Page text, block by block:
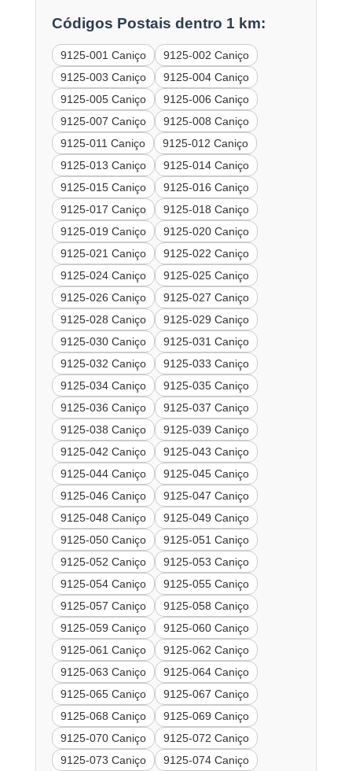
Códigos Postais dentro 1 km:
9125-001 Caniço
9125-002 Caniço
9125-003 Caniço
9125-004 Caniço
9125-005 Caniço
9125-006 Caniço
9125-007 Caniço
9125-008 Caniço
9125-011 Caniço
9125-012 Caniço
9125-013 Caniço
9125-014 Caniço
9125-015 Caniço
9125-016 Caniço
9125-017 Caniço
9125-018 Caniço
9125-019 Caniço
9125-020 Caniço
9125-021 Caniço
9125-022 Caniço
9125-024 Caniço
9125-025 Caniço
9125-026 Caniço
9125-027 Caniço
9125-028 Caniço
9125-029 Caniço
9125-030 Caniço
9125-031 Caniço
9125-032 Caniço
9125-033 Caniço
9125-034 Caniço
9125-035 Caniço
9125-036 Caniço
9125-037 Caniço
9125-038 Caniço
9125-039 Caniço
9125-042 Caniço
9125-043 Caniço
9125-044 Caniço
9125-045 Caniço
9125-046 Caniço
9125-047 Caniço
9125-048 Caniço
9125-049 Caniço
9125-050 Caniço
9125-051 Caniço
9125-052 Caniço
9125-053 Caniço
9125-054 Caniço
9125-055 Caniço
9125-057 Caniço
9125-058 Caniço
9125-059 Caniço
9125-060 Caniço
9125-061 Caniço
9125-062 Caniço
9125-063 Caniço
9125-064 Caniço
9125-065 Caniço
9125-067 Caniço
9125-068 Caniço
9125-069 Caniço
9125-070 Caniço
9125-072 Caniço
9125-073 Caniço
9125-074 Caniço